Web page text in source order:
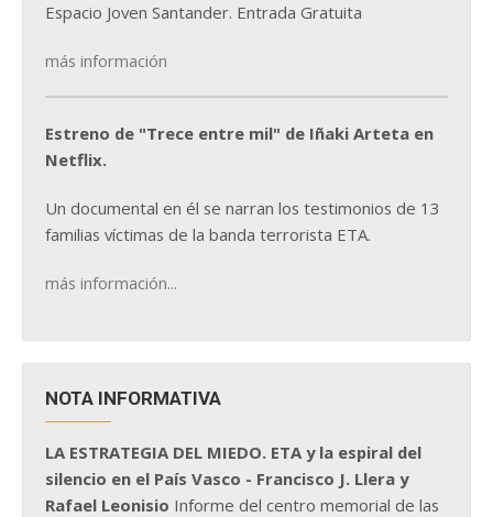
Espacio Joven Santander. Entrada Gratuita
más información
Estreno de "Trece entre mil" de Iñaki Arteta en
Netflix.
Un documental en él se narran los testimonios de 13
familias víctimas de la banda terrorista ETA.
más información...
NOTA INFORMATIVA
LA ESTRATEGIA DEL MIEDO. ETA y la espiral del
silencio en el País Vasco - Francisco J. Llera y
Rafael Leonisio Informe del centro memorial de las